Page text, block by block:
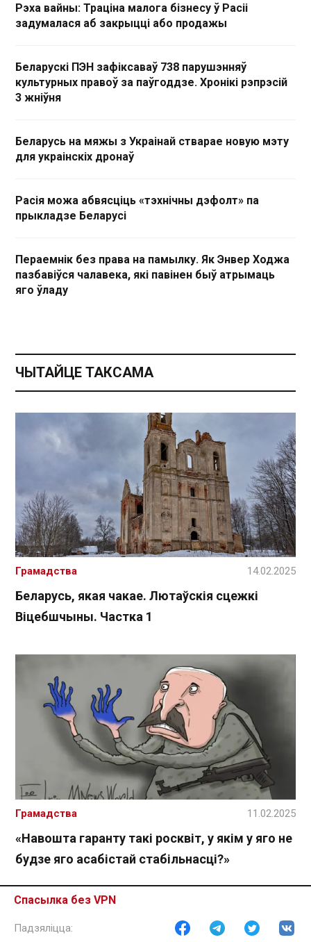
Спасылка без VPN
Рэха вайны: Траціна малога бізнесу ў Расіі
задумалася аб закрыцці або продажы
Беларускі ПЭН зафіксаваў 738 парушэнняў
культурных правоў за паўгоддзе. Хронікі рэпрэсій
3 жніўня
Беларусь на мяжы з Украінай стварае новую мэту
для украінскіх дронаў
Расія можа абвясціць «тэхнічны дэфолт» па
прыкладзе Беларусі
Пераемнік без права на памылку. Як Энвер Ходжа
пазбавіўся чалавека, які павінен быў атрымаць
яго ўладу
ЧЫТАЙЦЕ ТАКСАМА
Беларусь, якая чакае. Лютаўскія сцежкі
Віцебшчыны. Частка 1
Грамадства 14.02.2025
«Навошта гаранту такі росквіт, у якім у яго не
будзе яго асабістай стабільнасці?»
Грамадства 11.02.2025